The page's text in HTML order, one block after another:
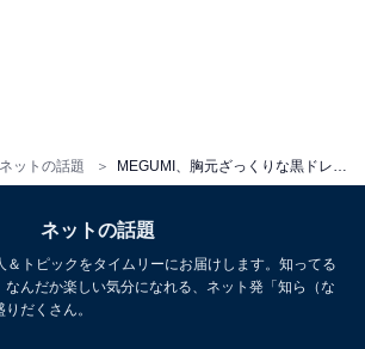
ネットの話題
ネットの話題
＆トピックをタイムリーにお届けします。知ってる
んだか楽しい気分になれる、ネット発「知ら（な
だくさん。